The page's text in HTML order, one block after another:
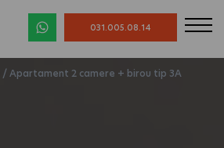
031.005.08.14
/Apartament 2 camere + birou tip 3A